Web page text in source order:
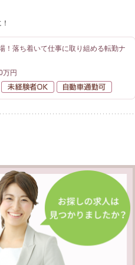
！落ち着いて仕事に取り組める転勤ナ
万円
転勤なし 未経験者OK